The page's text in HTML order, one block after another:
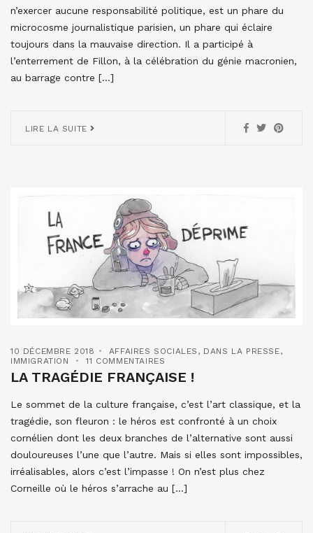
n’exercer aucune responsabilité politique, est un phare du
microcosme journalistique parisien, un phare qui éclaire
toujours dans la mauvaise direction. Il a participé à
l’enterrement de Fillon, à la célébration du génie macronien,
au barrage contre […]
LIRE LA SUITE
10 DÉCEMBRE 2018 AFFAIRES SOCIALES , DANS LA PRESSE,
IMMIGRATION
11 COMMENTAIRES
LA TRAGÉDIE FRANÇAISE !
Le sommet de la culture française, c’est l’art classique, et la
tragédie, son fleuron : le héros est confronté à un choix
cornélien dont les deux branches de l’alternative sont aussi
douloureuses l’une que l’autre. Mais si elles sont impossibles,
irréalisables, alors c’est l’impasse ! On n’est plus chez
Corneille où le héros s’arrache au […]